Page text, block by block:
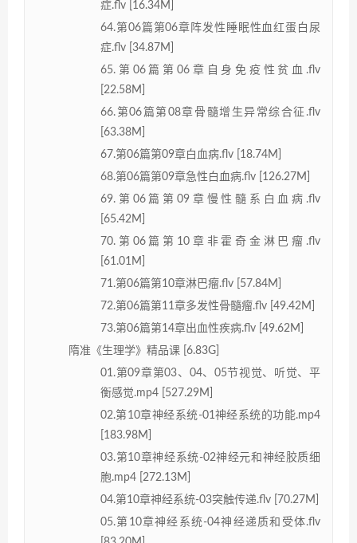
症.flv [16.34M]
64.第06篇第06章阵发性睡眠性血红蛋白尿
症.flv [34.87M]
65.第06篇第06章自身免疫性贫血.flv
[22.58M]
66.第06篇第08章骨髓增生异常综合征.flv
[63.38M]
67.第06篇第09章白血病.flv [18.74M]
68.第06篇第09章急性白血病.flv [126.27M]
69.第06篇第09章慢性髓系白血病.flv
[65.42M]
70.第06篇第10章非霍奇金淋巴瘤.flv
[61.01M]
71.第06篇第10章淋巴瘤.flv [57.84M]
72.第06篇第11章多发性骨髓瘤.flv [49.42M]
73.第06篇第14章出血性疾病.flv [49.62M]
隋准《生理学》精品课 [6.83G]
01.第09章第03、04、05节视觉、听觉、平
衡感觉.mp4 [527.29M]
02.第10章神经系统-01神经系统的功能.mp4
[183.98M]
03.第10章神经系统-02神经元和神经胶质细
胞.mp4 [272.13M]
04.第10章神经系统-03突触传递.flv [70.27M]
05.第10章神经系统-04神经递质和受体.flv